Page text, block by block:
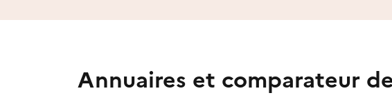
Annuaires et comparateur